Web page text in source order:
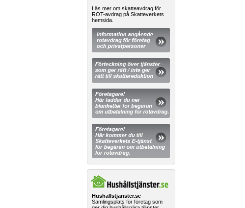
Läs mer om skatteavdrag för
ROT-avdrag på Skatteverkets
hemsida.
Hushallstjanster.se
Samlingsplats för företag som